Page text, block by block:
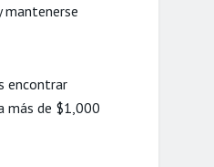
mantenerse
encontrar
más de $1,000